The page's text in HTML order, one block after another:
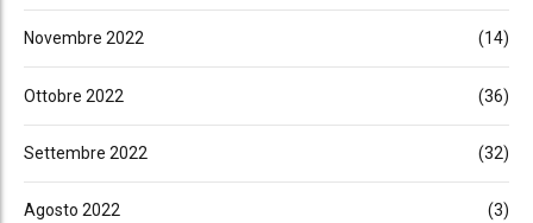
Novembre 2022 (14)
Ottobre 2022 (36)
Settembre 2022 (32)
Agosto 2022 (3)